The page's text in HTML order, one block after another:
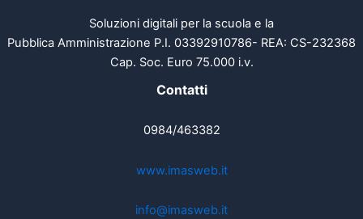
Soluzioni digitali per la scuola e la
Pubblica Amministrazione P.I. 03392910786- REA: CS-232368
Cap. Soc. Euro 75.000 i.v.
Contatti
0984/463382
www.imasweb.it
info@imasweb.it